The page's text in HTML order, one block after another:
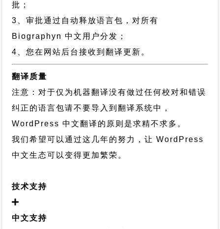
批；
3、审批通过自动释放语言包，对所有
Biographyn 中文用户分发；
4、您在网站后台接收到翻译更新。
翻译质量
注意：对于仅为机器翻译没有做过任何校对和错误
纠正的语言包请不要导入到翻译系统中，
WordPress 中文翻译的原则 是求精不求多。
我们希望可以通过这几年的努力，让 WordPress
中文生态可以变得更加繁荣。
技术支持
中文支持